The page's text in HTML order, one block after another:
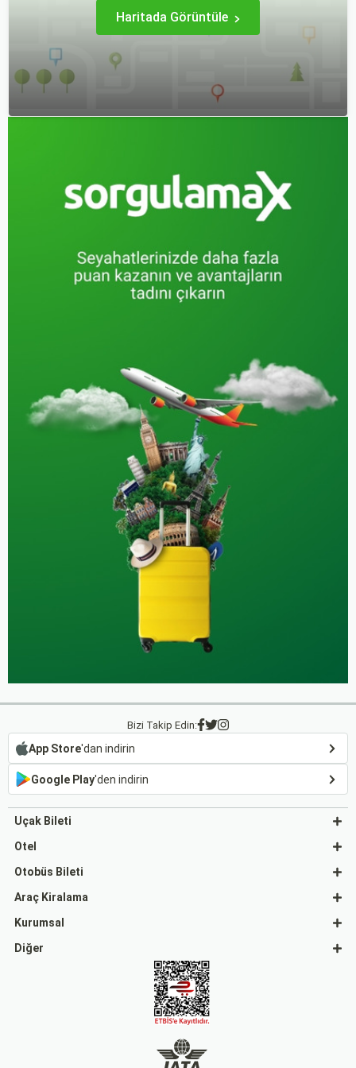
Haritada Görüntüle
Bizi Takip Edin:
App Store'dan indirin
Google Play'den indirin
Uçak Bileti
Otel
Otobüs Bileti
Araç Kiralama
Kurumsal
Diğer